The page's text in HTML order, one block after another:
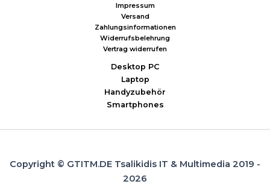
Impressum
Versand
Zahlungsinformationen
Widerrufsbelehrung
Vertrag widerrufen
Desktop PC
Laptop
Handyzubehör
Smartphones
Copyright © GTITM.DE Tsalikidis IT & Multimedia 2019 -
2026